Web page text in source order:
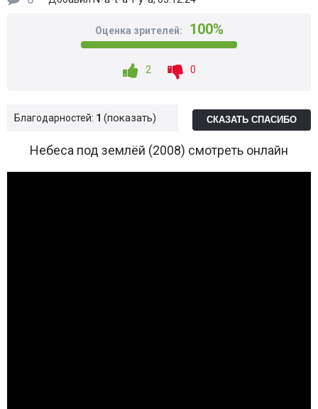
Оценка зрителей: 100%
2 0
Благодарностей: 1 показать СКАЗАТЬ СПАСИБО
Небеса под землёй (2008) смотреть онлайн